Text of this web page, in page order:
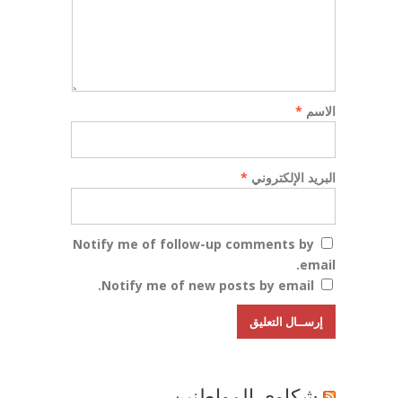
الاسم *
البريد الإلكتروني *
Notify me of follow-up comments by
email.
Notify me of new posts by email.